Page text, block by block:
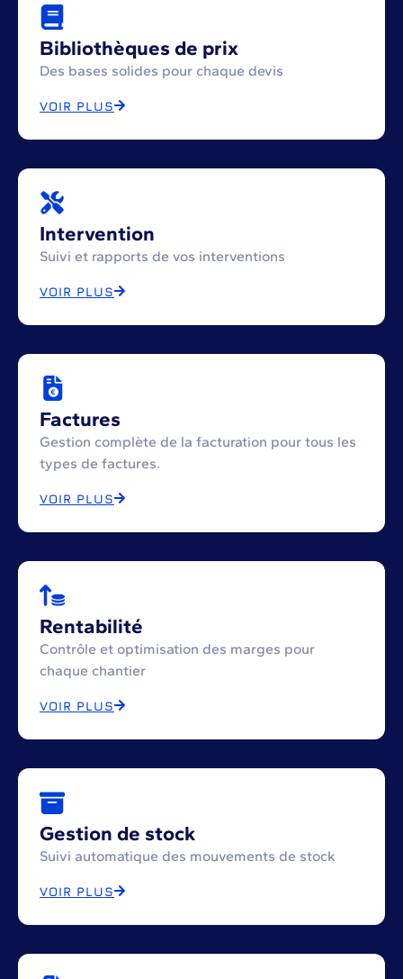
Bibliothèques de prix
Des bases solides pour chaque devis
VOIR PLUS
Intervention
Suivi et rapports de vos interventions
VOIR PLUS
Factures
Gestion complète de la facturation pour tous les
types de factures.
VOIR PLUS
Rentabilité
Contrôle et optimisation des marges pour
chaque chantier
VOIR PLUS
Gestion de stock
Suivi automatique des mouvements de stock
VOIR PLUS